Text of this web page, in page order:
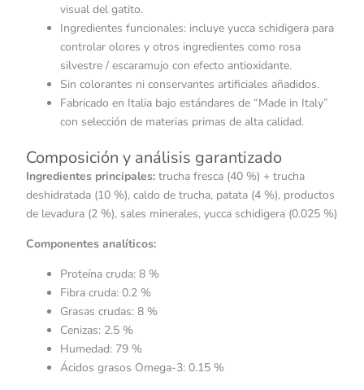
visual del gatito.
Ingredientes funcionales: incluye yucca schidigera para
controlar olores y otros ingredientes como rosa
silvestre / escaramujo con efecto antioxidante.
Sin colorantes ni conservantes artificiales añadidos.
Fabricado en Italia bajo estándares de “Made in Italy”
con selección de materias primas de alta calidad.
Composición y análisis garantizado
Ingredientes principales: trucha fresca (40 %) + trucha
deshidratada (10 %), caldo de trucha, patata (4 %), productos
de levadura (2 %), sales minerales, yucca schidigera (0.025 %)
Componentes analíticos:
Proteína cruda: 8 %
Fibra cruda: 0.2 %
Grasas crudas: 8 %
Cenizas: 2.5 %
Humedad: 79 %
Ácidos grasos Omega-3: 0.15 %